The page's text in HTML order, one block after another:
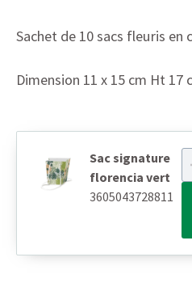
Sachet de 10 sacs fleuris en
Dimension 11 x 15 cm Ht 17
Sac signature
florencia vert
3605043728811